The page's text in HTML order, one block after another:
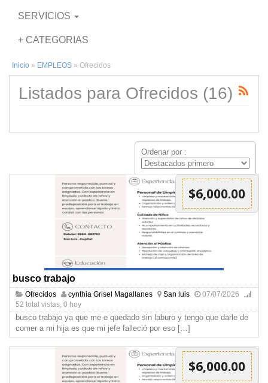
SERVICIOS
+ CATEGORIAS
Inicio » EMPLEOS » Ofrecidos
Listados para Ofrecidos (16)
Ordenar por :
$6,000.00
busco trabajo
Ofrecidos cynthia Grisel Magallanes San luis
07/07/2026
52 total vistas, 0 hoy
busco trabajo ya que me e quedado sin laburo y tengo que darle de
comer a mi hija es que mi jefe falleció por eso […]
$6,000.00